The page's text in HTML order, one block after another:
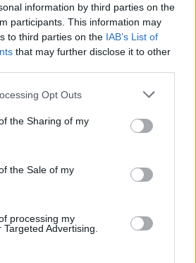
information by third parties on the
participants. This information may
to third parties on the IAB’s List of
that may further disclose it to other
Opt Outs
the Sharing of my
the Sale of my
processing my
Advertising.
χρόνο του πολέμου.
στο ναυτικό αλλά
Κάποια στιγμή
στον στρατό έγινε κάτι που το
σε όλη του τη ζωή. Ο
πως τον λένε και
Ο αξιωματικός τον κοίταξε
Και απάντησε «Χαίρομαι που
ΔΙΑΦΗΜΙΣΗ